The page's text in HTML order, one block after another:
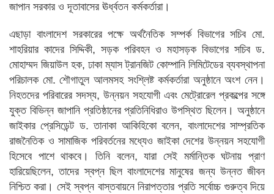
জাপান সরকার ও দূতাবাসের ঊর্ধ্বতন কর্মকর্তারা।
এছাড়া বাংলাদেশ সরকারের পক্ষে অর্থনৈতিক সম্পর্ক বিভাগের সচিব মো.
শাহরিয়ার কাদের সিদ্দিকী, সড়ক পরিবহন ও মহাসড়ক বিভাগের সচিব ড.
মোহাম্মদ জিয়াউল হক, ঢাকা ম্যাস ট্রানজিট কোম্পানি লিমিটেডের ব্যবস্থাপনা
পরিচালক মো. শৌগাতুল আলমসহ সংশ্লিষ্ট কর্মকর্তারা অনুষ্ঠানে অংশ নেন।
নিহতদের পরিবারের সদস্য, উন্নয়ন সহযোগী এবং মেট্রোরেল প্রকল্পের সঙ্গে
যুক্ত বিভিন্ন জাপানি প্রতিষ্ঠানের প্রতিনিধিরাও উপস্থিত ছিলেন। অনুষ্ঠানে
জাইকার প্রেসিডেন্ট ড. তানাকা আকিহিকো বলেন, বাংলাদেশের সাম্প্রতিক
রাজনৈতিক ও সামাজিক পরিবর্তনের মধ্যেও জাইকা দেশের উন্নয়ন সহযোগী
হিসেবে পাশে থাকবে। তিনি বলেন, যারা সেই মর্মান্তিক ঘটনায় প্রাণ
হারিয়েছিলেন, তাদের স্বপ্ন ছিল বাংলাদেশের মানুষের জন্য উন্নত জীবন
নিশ্চিত করা। সেই স্বপ্ন বাস্তবায়নে নিরাপত্তার প্রতি সর্বোচ্চ গুরুত্ব দিয়ে